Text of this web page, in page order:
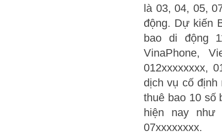
là 03, 04, 05,
động. Dự kiến
bao di động
VinaPhone,
012xxxxxxxx,
dịch vụ cố
thuê bao 10 số
hiện nay như
07xxxxxxxx.